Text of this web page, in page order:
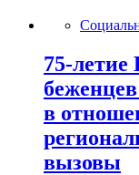
75-летие
в
вызовы